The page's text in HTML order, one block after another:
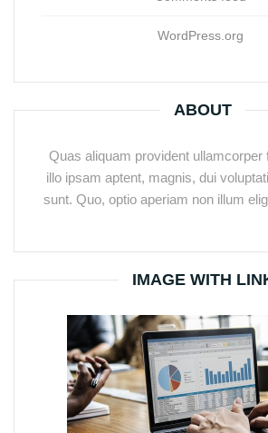
WordPress.org
ABOUT
Quas aliquam provident ullamcorper
illo ipsam aptent, magnis, dui
sunt. Quo, optio aperiam non illum
IMAGE WITH